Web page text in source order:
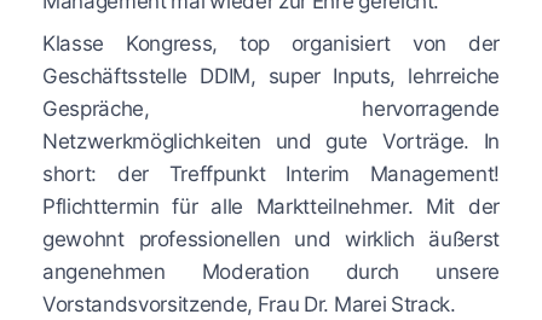
Klasse Kongress, top organisiert von der
Geschäftsstelle DDIM, super Inputs, lehrreiche
Gespräche, hervorragende
Netzwerkmöglichkeiten und gute Vorträge. In
short: der Treffpunkt Interim Management!
Pflichttermin für alle Marktteilnehmer. Mit der
gewohnt professionellen und wirklich äußerst
angenehmen Moderation durch unsere
Vorstandsvorsitzende, Frau Dr. Marei Strack.